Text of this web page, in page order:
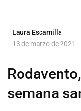
Laura Escamilla
13 de marzo de 2021
semana